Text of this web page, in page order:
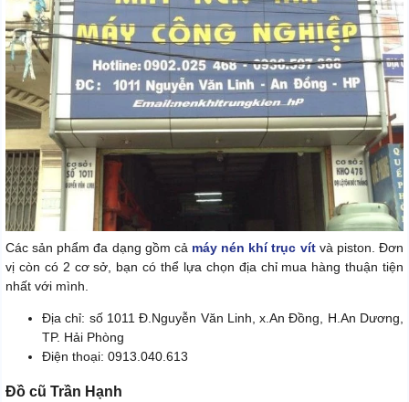
Các sản phẩm đa dạng gồm cả máy nén khí trục vítvà piston. Đơn
vị còn có 2 cơ sở, bạn có thể lựa chọn địa chỉ mua hàng thuận tiện
nhất với mình.
Địa chỉ: số 1011 Đ.Nguyễn Văn Linh, x.An Đồng, H.An Dương,
TP. Hải Phòng
Điện thoại: 0913.040.613
Đồ cũ Trần Hạnh